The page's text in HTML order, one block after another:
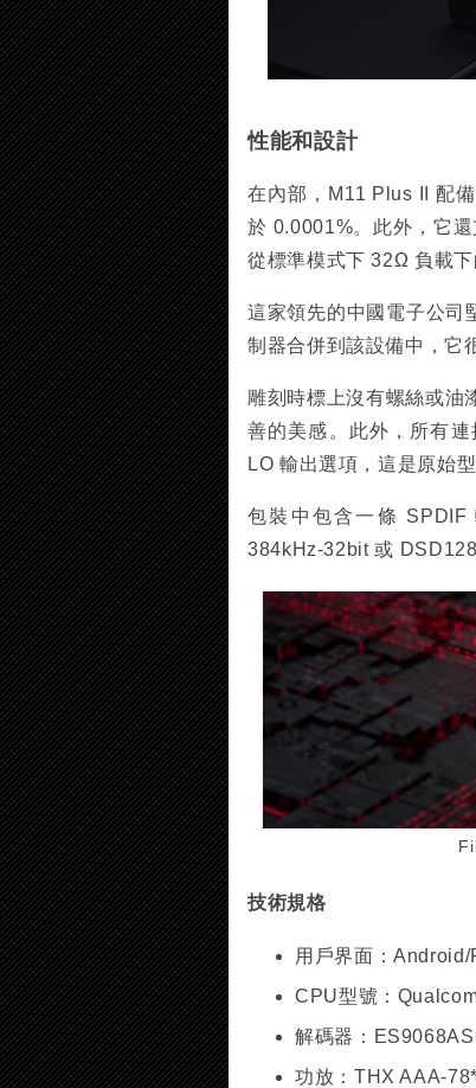
性能和設計
在內部，M11 Plus II 配
於 0.0001%。此外，它
從標準模式下 32Ω 負載下
這家領先的中國電子公
制器合併到該設備中，它
雕刻時標上沒有螺絲或油
善的美感。此外，所有
LO 輸出選項，這是原始
包裝中包含一條
384kHz-32bit 或 DSD128
技術規格
用戶界面：
CPU型號：
解碼器：
功放：THX AAA-